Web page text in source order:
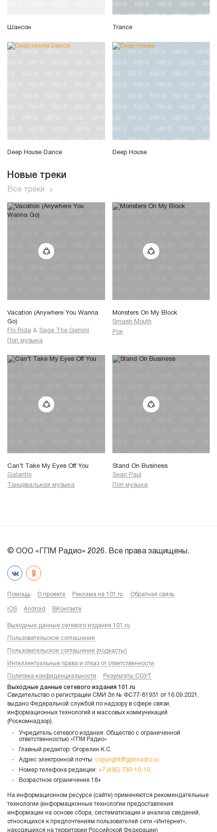
Шансон Trance
Deep House Dance Deep House
Новые треки
Все треки
Vacation (Anywhere You Wanna
Go)
Flo Rida & Sage The Gemini
Поп музыка
Monsters On My Block
Smash Mouth
Рок
Can’t Take My Eyes Off You
Galantis
Танцевальная музыка
Stand On Business
Sean Paul
Поп музыка
© ООО «ГПМ Радио» 2026. Все права защищены.
Помощь О проекте Реклама на 101.ru Обратная связь
iOS Android ВКонтакте
Выходные данные сетевого издания 101.ru
Пользовательское соглашение
Пользовательское соглашение (подкасты)
Интеллектуальные права и отказ от ответственности
Политика конфиденциальности Результаты СОУТ
Выходные данные сетевого издания 101.ru
Свидетельство о регистрации СМИ Эл № ФС77-81931 от 16.09.2021,
выдано Федеральной службой по надзору в сфере связи,
информационных технологий и массовых коммуникаций
(Роскомнадзор).
Учредитель сетевого издания: Общество с ограниченной
ответственностью «ГПМ Радио»
Главный редактор: Огорелин К.С.
Адрес электронной почты: copyright@gpmradio.ru
Номер телефона редакции: +7 (495) 730-10-10
Возрастное ограничение 18+
На информационном ресурсе (сайте) применяются рекомендательные
технологии (информационные технологии предоставления
информации на основе сбора, систематизации и анализа сведений,
относящихся к предпочтениям пользователей сети «Интернет»,
находящихся на территории Российской Федерации)